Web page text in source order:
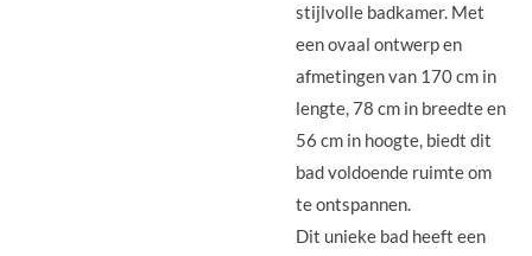
stijlvolle badkamer. Met
een ovaal ontwerp en
afmetingen van 170 cm in
lengte, 78 cm in breedte en
56 cm in hoogte, biedt dit
bad voldoende ruimte om
te ontspannen.
Dit unieke bad heeft een